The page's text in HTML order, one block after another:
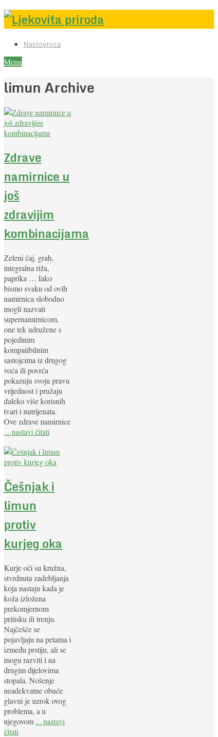
Naslovnica
Menu
limun Archive
Zdrave
namirnice u
još
zdravijim
kombinacijama
Zeleni čaj, grah,
integralna riža,
paprika … Iako
bismo svaku od ovih
namirnica slobodno
mogli nazvati
supernamirnicom,
one tek udružene s
pojedinim
kompatibilnim
sastojcima iz drugog
voća ili povrća
pokazuju svoju pravu
vrijednost i pružaju
daleko više korisnih
tvari i nutrijenata.
Ove zdrave namirnice
... nastavi čitati
Češnjak i
limun
protiv
kurjeg oka
Kurje oči su kružna,
stvrdnuta zadebljanja
koja nastaju kada je
koža izložena
prekomjernom
pritisku ili trenju.
Najčešće se
pojavljaju na petama i
između prstiju, ali se
mogu razviti i na
drugim dijelovima
stopala. Nošenje
neadekvatne obuće
glavni je uzrok ovog
problema, a u
njegovom ... nastavi
čitati